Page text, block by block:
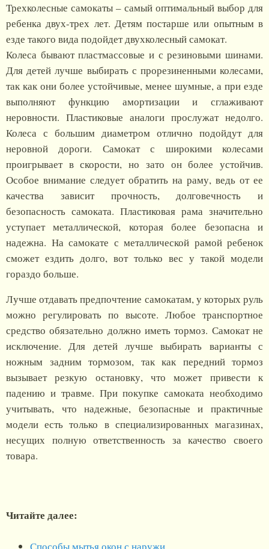
Трехколесные самокаты – самый оптимальный выбор для
ребенка двух-трех лет. Детям постарше или опытным в
езде такого вида подойдет двухколесный самокат.
Колеса бывают пластмассовые и с резиновыми шинами.
Для детей лучше выбирать с прорезиненными колесами,
так как они более устойчивые, менее шумные, а при езде
выполняют функцию амортизации и сглаживают
неровности. Пластиковые аналоги прослужат недолго.
Колеса с большим диаметром отлично подойдут для
неровной дороги. Самокат с широкими колесами
проигрывает в скорости, но зато он более устойчив.
Особое внимание следует обратить на раму, ведь от ее
качества зависит прочность, долговечность и
безопасность самоката. Пластиковая рама значительно
уступает металлической, которая более безопасна и
надежна. На самокате с металлической рамой ребенок
сможет ездить долго, вот только вес у такой модели
гораздо больше.
Лучше отдавать предпочтение самокатам, у которых руль
можно регулировать по высоте. Любое транспортное
средство обязательно должно иметь тормоз. Самокат не
исключение. Для детей лучше выбирать варианты с
ножным задним тормозом, так как передний тормоз
вызывает резкую остановку, что может привести к
падению и травме. При покупке самоката необходимо
учитывать, что надежные, безопасные и практичные
модели есть только в специализированных магазинах,
несущих полную ответственность за качество своего
товара.
Читайте далее: